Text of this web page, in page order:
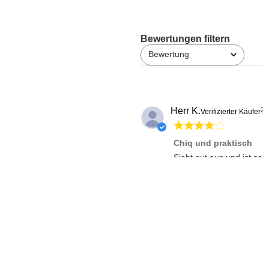
Bewertung
Alle Bewertungen
Herr K.Verifizierter Käufer
Chiq und praktisch
Sieht gut aus und ist